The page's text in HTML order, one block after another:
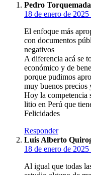
Pedro Torquemada
18 de enero de
El enfoque más
con documentos
negativos
A diferencia acá se
económico y de
porque pudimos
muy buenos precios
Hoy la competencia
litio en Perú que
Felicidades
Responder
Luis Alberto
18 de enero de
Al igual que todas